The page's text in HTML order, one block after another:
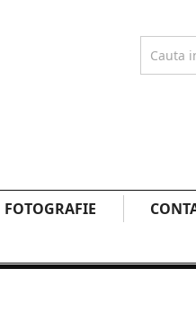
FOTOGRAFIE